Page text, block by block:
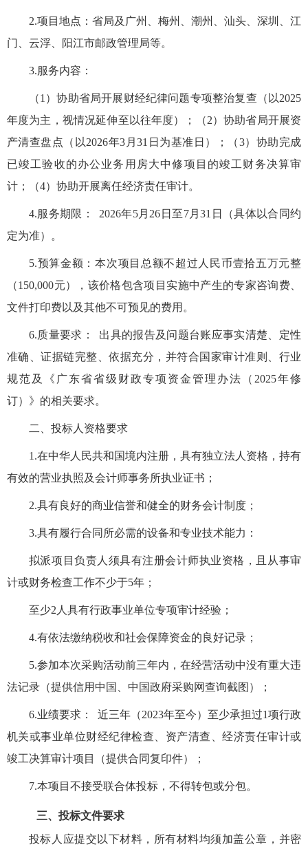
2.项目地点： 省局及 广州、梅州、潮州、汕头、深圳、江
门、云浮、阳江市邮政管理局等。
3.服务内容：
（1）协助省局开展财经纪律问题专项整治复查（以2025
年度为主， 视情况延伸至以往年度）；（2）协助省局开展资
产清查盘点（以2026年3月31日为基准日）；（3）协助完成
已竣工验收的办公业务用房大中修项目的竣工财务决算审
计；（4） 协助开展离任经济责任审计。
4.服务期限： 2026年5月26日至7月31日（具体以合同约
定为准）。
5.预算金额：本次项目总额不超过人民币壹拾五 万元整
（150,000元），该价格包含项目实施中产生的专家咨询费、
文件打印费以及其他不可预见的费用。
6.质量要求： 出具的报告及问题台账应事实清楚、定性
准确、证据链完整、依据充分，并符合国家审计准则、行业
规范及《广东省省级财政专项资金管理办法（2025年修
订）》的相关要求。
二、投标人资格要求
1.在中华人民共和国境内注册，具有独立法人资格，持有
有效的营业执照及会计师事务所执业证书；
2.具有良好的商业信誉和健全的财务会计制度；
3.具有履行合同所必需的设备和专业技术能力：
拟派项目负责人须具有注册会计师执业资格，且从事审
计或财务检查工作不少于5年；
至少2人具有行政事业单位专项审计经验；
4.有依法缴纳税收和社会保障资金的良好记录；
5.参加本次采购活动前三年内，在经营活动中没有重大违
法记录（提供信用中国、中国政府采购网查询截图）；
6.业绩要求： 近三年（2023年至今）至少承担过1项行政
机关或事业单位财经纪律检查、资产清查、经济责任审计或
竣工决算审计项目（提供合同复印件）；
7.本项目不接受联合体投标，不得转包或分包。
三、投标文件要求
投标人应提交以下材料，所有材料均须加盖公章，并密